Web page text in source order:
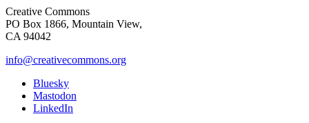
Creative Commons
PO Box 1866, Mountain View,
CA 94042
info@creativecommons.org
Bluesky
Mastodon
LinkedIn